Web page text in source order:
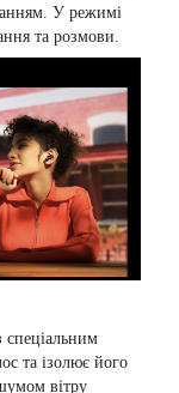
У режимі
та розмови.
спеціальним
та ізолює його
вітру